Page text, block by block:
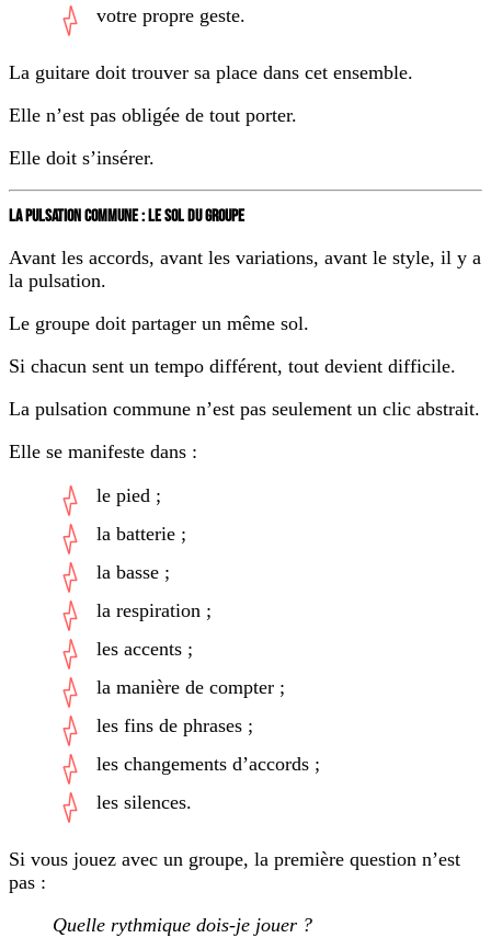
votre propre geste.
La guitare doit trouver sa place dans cet ensemble.
Elle n’est pas obligée de tout porter.
Elle doit s’insérer.
LA PULSATION COMMUNE : LE SOL DU GROUPE
Avant les accords, avant les variations, avant le style, il y a
la pulsation.
Le groupe doit partager un même sol.
Si chacun sent un tempo différent, tout devient difficile.
La pulsation commune n’est pas seulement un clic abstrait.
Elle se manifeste dans :
le pied ;
la batterie ;
la basse ;
la respiration ;
les accents ;
la manière de compter ;
les fins de phrases ;
les changements d’accords ;
les silences.
Si vous jouez avec un groupe, la première question n’est
pas :
Quelle rythmique dois-je jouer ?